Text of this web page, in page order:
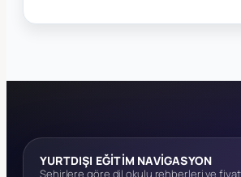
YURTDIŞI EĞİTİM NAVİGASYON
Şehirlere göre dil okulu rehberleri ve